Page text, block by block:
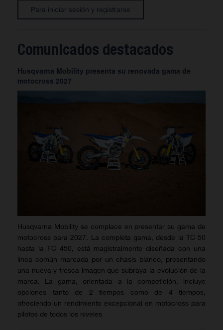
Para iniciar sesión y registrarse
Comunicados destacados
Husqvarna Mobility presenta su renovada gama de
motocross 2027
Husqvarna Mobility se complace en presentar su gama de
motocross para 2027. La completa gama, desde la TC 50
hasta la FC 450, está magistralmente diseñada con una
línea común marcada por un chasis blanco, presentando
una nueva y fresca imagen que subraya la evolución de la
marca. La gama, orientada a la competición, incluye
opciones tanto de 2 tiempos como de 4 tiempos,
ofreciendo un rendimiento excepcional en motocross para
pilotos de todos los niveles